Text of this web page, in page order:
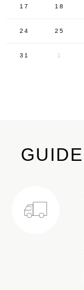
17 18
24 25
31 1
GUIDE